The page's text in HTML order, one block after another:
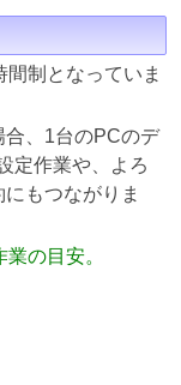
制となっていま
合、1台のPCのデ
定作業や、よろ
もつながりま
の目安。